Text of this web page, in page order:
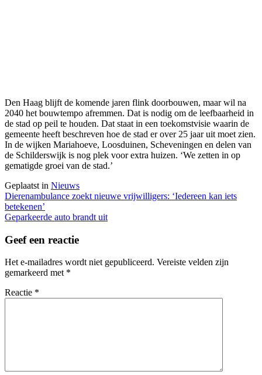
Den Haag blijft de komende jaren flink doorbouwen, maar wil na
2040 het bouwtempo afremmen. Dat is nodig om de leefbaarheid in
de stad op peil te houden. Dat staat in een toekomstvisie waarin de
gemeente heeft beschreven hoe de stad er over 25 jaar uit moet zien.
In de wijken Mariahoeve, Loosduinen, Scheveningen en delen van
de Schilderswijk is nog plek voor extra huizen. ‘We zetten in op
gematigde groei van de stad.’
Geplaatst in Nieuws
Berichtnavigatie
Dierenambulance zoekt nieuwe vrijwilligers: ‘Iedereen kan iets
betekenen’
Geparkeerde auto brandt uit
Geef een reactie
Het e-mailadres wordt niet gepubliceerd. Vereiste velden zijn
gemarkeerd met *
Reactie *